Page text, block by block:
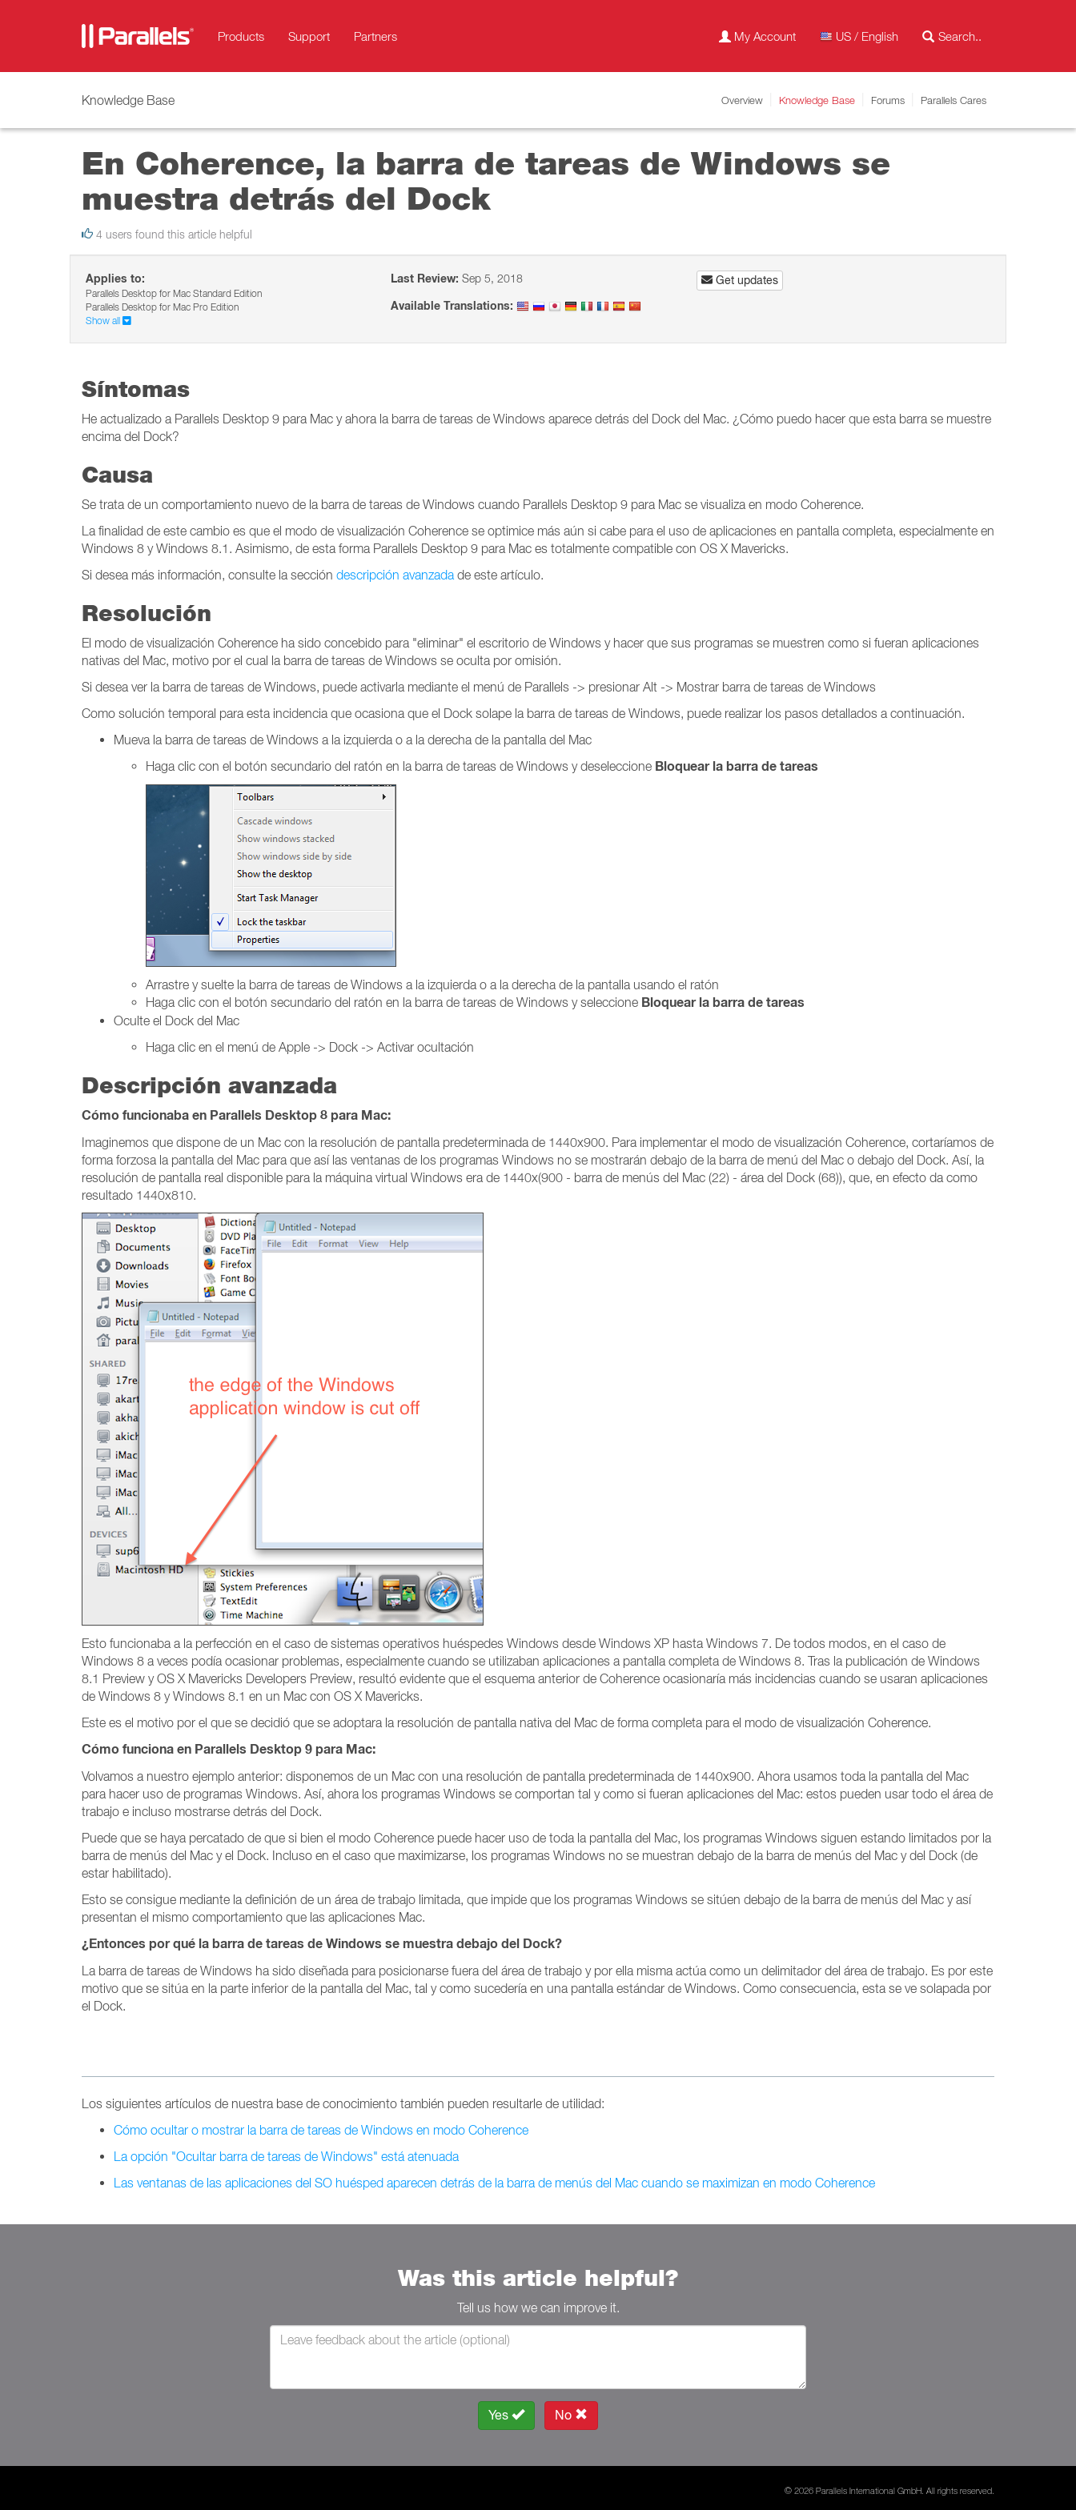
Products Support Partners My Account US / English
Knowledge Base Overview Knowledge Base Forums Parallels Cares
En Coherence, la barra de tareas de Windows se
muestra detrás del Dock
4 users found this article helpful
Applies to:
Parallels Desktop for Mac Standard Edition
Parallels Desktop for Mac Pro Edition
Show all
Last Review: Sep 5, 2018
Available Translations:
Get updates
Síntomas
He actualizado a Parallels Desktop 9 para Mac y ahora la barra de tareas de Windows aparece detrás del Dock del Mac. ¿Cómo puedo hacer que esta barra se muestre
encima del Dock?
Causa
Se trata de un comportamiento nuevo de la barra de tareas de Windows cuando Parallels Desktop 9 para Mac se visualiza en modo Coherence.
La finalidad de este cambio es que el modo de visualización Coherence se optimice más aún si cabe para el uso de aplicaciones en pantalla completa, especialmente en
Windows 8 y Windows 8.1. Asimismo, de esta forma Parallels Desktop 9 para Mac es totalmente compatible con OS X Mavericks.
Si desea más información, consulte la sección descripción avanzada de este artículo.
Resolución
El modo de visualización Coherence ha sido concebido para "eliminar" el escritorio de Windows y hacer que sus programas se muestren como si fueran aplicaciones
nativas del Mac, motivo por el cual la barra de tareas de Windows se oculta por omisión.
Si desea ver la barra de tareas de Windows, puede activarla mediante el menú de Parallels -> presionar Alt -> Mostrar barra de tareas de Windows
Como solución temporal para esta incidencia que ocasiona que el Dock solape la barra de tareas de Windows, puede realizar los pasos detallados a continuación.
Mueva la barra de tareas de Windows a la izquierda o a la derecha de la pantalla del Mac
Haga clic con el botón secundario del ratón en la barra de tareas de Windows y deseleccione Bloquear la barra de tareas
Arrastre y suelte la barra de tareas de Windows a la izquierda o a la derecha de la pantalla usando el ratón
Haga clic con el botón secundario del ratón en la barra de tareas de Windows y seleccione Bloquear la barra de tareas
Oculte el Dock del Mac
Haga clic en el menú de Apple -> Dock -> Activar ocultación
Descripción avanzada
Cómo funcionaba en Parallels Desktop 8 para Mac:
Imaginemos que dispone de un Mac con la resolución de pantalla predeterminada de 1440x900. Para implementar el modo de visualización Coherence, cortaríamos de
forma forzosa la pantalla del Mac para que así las ventanas de los programas Windows no se mostrarán debajo de la barra de menú del Mac o debajo del Dock. Así, la
resolución de pantalla real disponible para la máquina virtual Windows era de 1440x(900 - barra de menús del Mac (22) - área del Dock (68)), que, en efecto da como
resultado 1440x810.
Esto funcionaba a la perfección en el caso de sistemas operativos huéspedes Windows desde Windows XP hasta Windows 7. De todos modos, en el caso de
Windows 8 a veces podía ocasionar problemas, especialmente cuando se utilizaban aplicaciones a pantalla completa de Windows 8. Tras la publicación de Windows
8.1 Preview y OS X Mavericks Developers Preview, resultó evidente que el esquema anterior de Coherence ocasionaría más incidencias cuando se usaran aplicaciones
de Windows 8 y Windows 8.1 en un Mac con OS X Mavericks.
Este es el motivo por el que se decidió que se adoptara la resolución de pantalla nativa del Mac de forma completa para el modo de visualización Coherence.
Cómo funciona en Parallels Desktop 9 para Mac:
Volvamos a nuestro ejemplo anterior: disponemos de un Mac con una resolución de pantalla predeterminada de 1440x900. Ahora usamos toda la pantalla del Mac
para hacer uso de programas Windows. Así, ahora los programas Windows se comportan tal y como si fueran aplicaciones del Mac: estos pueden usar todo el área de
trabajo e incluso mostrarse detrás del Dock.
Puede que se haya percatado de que si bien el modo Coherence puede hacer uso de toda la pantalla del Mac, los programas Windows siguen estando limitados por la
barra de menús del Mac y el Dock. Incluso en el caso que maximizarse, los programas Windows no se muestran debajo de la barra de menús del Mac y del Dock (de
estar habilitado).
Esto se consigue mediante la definición de un área de trabajo limitada, que impide que los programas Windows se sitúen debajo de la barra de menús del Mac y así
presentan el mismo comportamiento que las aplicaciones Mac.
¿Entonces por qué la barra de tareas de Windows se muestra debajo del Dock?
La barra de tareas de Windows ha sido diseñada para posicionarse fuera del área de trabajo y por ella misma actúa como un delimitador del área de trabajo. Es por este
motivo que se sitúa en la parte inferior de la pantalla del Mac, tal y como sucedería en una pantalla estándar de Windows. Como consecuencia, esta se ve solapada por
el Dock.
Los siguientes artículos de nuestra base de conocimiento también pueden resultarle de utilidad:
Cómo ocultar o mostrar la barra de tareas de Windows en modo Coherence
La opción "Ocultar barra de tareas de Windows" está atenuada
Las ventanas de las aplicaciones del SO huésped aparecen detrás de la barra de menús del Mac cuando se maximizan en modo Coherence
Was this article helpful?
Tell us how we can improve it.
Yes No
© 2026 Parallels International GmbH. All rights reserved.